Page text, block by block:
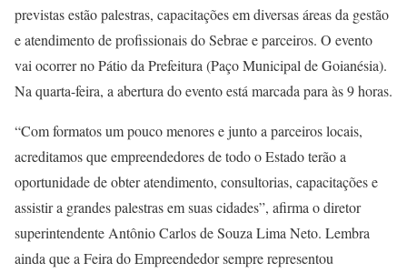
previstas estão palestras, capacitações em diversas áreas da gestão
e atendimento de profissionais do Sebrae e parceiros. O evento
vai ocorrer no Pátio da Prefeitura (Paço Municipal de Goianésia).
Na quarta-feira, a abertura do evento está marcada para às 9 horas.
“Com formatos um pouco menores e junto a parceiros locais,
acreditamos que empreendedores de todo o Estado terão a
oportunidade de obter atendimento, consultorias, capacitações e
assistir a grandes palestras em suas cidades”, afirma o diretor
superintendente Antônio Carlos de Souza Lima Neto. Lembra
ainda que a Feira do Empreendedor sempre representou